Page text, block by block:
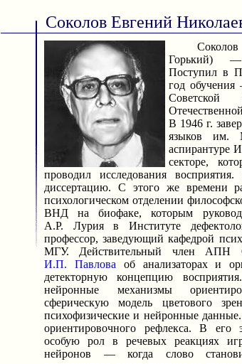
Соколов Евгений
Соколов
Горький) —
Поступил в
год
В 1946 г.
языков им.
аспирантуре
секторе,
проводил исследования
диссертацию. С этого же времени
психологическом отделении
ВНД на биофаке, которым
А.Р. Лурия в Институте
профессор, заведующий кафедрой
МГУ. Действительный член АПН
И.П. Павлова об анализаторах и
детекторную концепцию
нейронные механизмы
сферическую модель цветового
психофизические и нейронные
ориентировочного рефлекса. В его
особую рол в речевых реакциях
нейронов — когда слово